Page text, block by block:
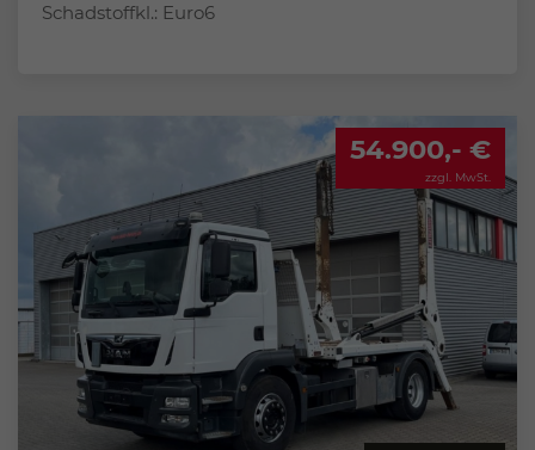
Schadstoffkl.: Euro6
54.900,- €
zzgl. MwSt.